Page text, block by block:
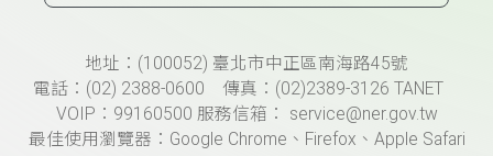
頁尾資訊地址：(100052) 臺北市中正區南海路45號
電話：(02) 2388-0600 傳真：(02)2389-3126 TANET
VOIP：99160500 服務信箱： service@ner.gov.tw
最佳使用瀏覽器：Google Chrome、Firefox、Apple Safari